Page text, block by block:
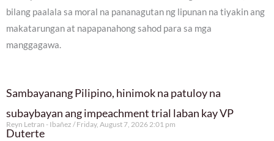
bilang paalala sa moral na pananagutan ng lipunan na tiyakin ang
makatarungan at napapanahong sahod para sa mga
manggagawa.
Sambayanang Pilipino, hinimok na patuloy na
subaybayan ang impeachment trial laban kay VP
Duterte
Reyn Letran - Ibañez Friday, August 7, 2026 2:01 pm